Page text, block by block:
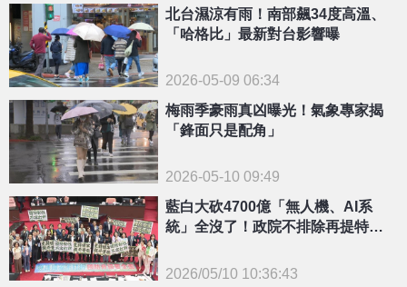
北台濕涼有雨！南部飆34度高溫、
「哈格比」最新對台影響曝
2026-05-09 06:34
梅雨季豪雨真凶曝光！氣象專家揭
「鋒面只是配角」
2026-05-10 09:49
藍白大砍4700億「無人機、AI系
統」全沒了！政院不排除再提特別
2026/05/10 10:36:43